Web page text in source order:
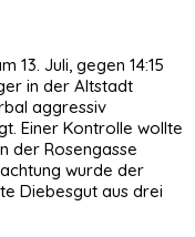
13. Juli, gegen 14:15
in der Altstadt
aggressiv
Einer Kontrolle wollte
der Rosengasse
wurde der
Diebesgut aus drei